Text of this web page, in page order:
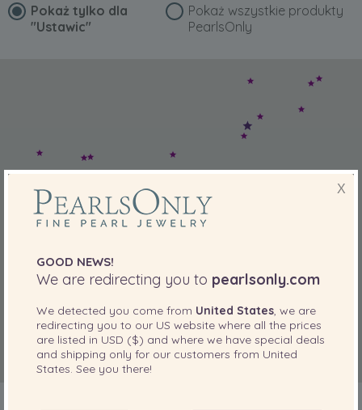
Pokaż tylko dla
"Ustawic"
Pokaż wszystkie produkty
PearlsOnly
X
GOOD NEWS!
We are redirecting you to pearlsonly.com
We detected you come from United States, we are
redirecting you to our US website where all the prices
are listed in USD ($) and where we have special deals
and shipping only for our customers from United
States. See you there!